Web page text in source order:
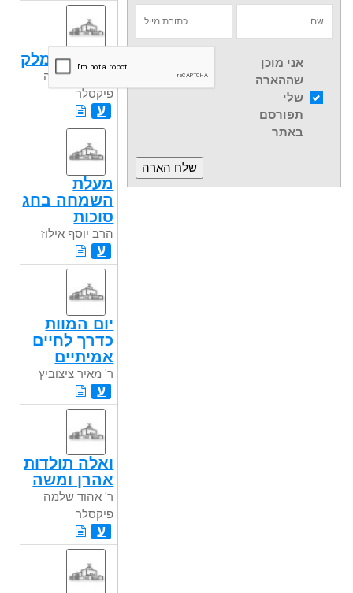
אני מוכן
שההארה
שלי
תפורסם
באתר
תענית ועמלק
ר' אהוד שלמה
פיקסלר
ע
מעלת
השמחה בחג
סוכות
הרב יוסף אילוז
ע
יום המוות
כדרך לחיים
אמיתיים
ר' מאיר ציצוביץ
ע
ואלה תולדות
אהרן ומשה
ר' אהוד שלמה
פיקסלר
ע